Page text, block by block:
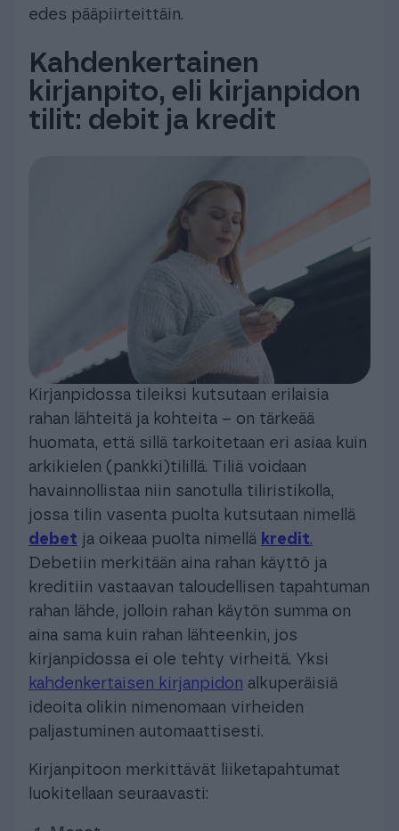
edes pääpiirteittäin.
Kahdenkertainen
kirjanpito, eli kirjanpidon
tilit: debit ja kredit
Kirjanpidossa tileiksi kutsutaan erilaisia
rahan lähteitä ja kohteita – on tärkeää
huomata, että sillä tarkoitetaan eri asiaa kuin
arkikielen (pankki)tilillä. Tiliä voidaan
havainnollistaa niin sanotulla tiliristikolla,
jossa tilin vasenta puolta kutsutaan nimellä
debet ja oikeaa puolta nimellä kredit.
Debetiin merkitään aina rahan käyttö ja
kreditiin vastaavan taloudellisen tapahtuman
rahan lähde, jolloin rahan käytön summa on
aina sama kuin rahan lähteenkin, jos
kirjanpidossa ei ole tehty virheitä. Yksi
kahdenkertaisen kirjanpidon alkuperäisiä
ideoita olikin nimenomaan virheiden
paljastuminen automaattisesti.
Kirjanpitoon merkittävät liiketapahtumat
luokitellaan seuraavasti: